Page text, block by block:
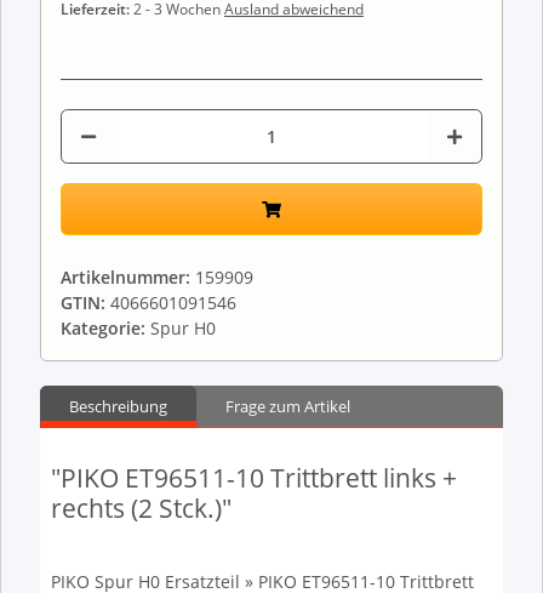
Lieferzeit:2 - 3 WochenAusland abweichend
Artikelnummer: 159909
GTIN: 4066601091546
Kategorie: Spur H0
Beschreibung Frage zum Artikel
"PIKO ET96511-10 Trittbrett links +
rechts (2 Stck.)"
PIKO Spur H0 Ersatzteil » PIKO ET96511-10 Trittbrett